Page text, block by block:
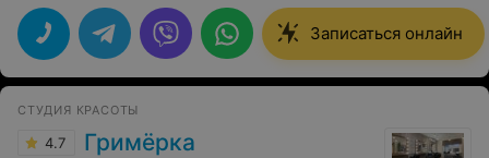
особо беспокоили ) Приятная и расслабляющая
атмосфера в салоне )
Записаться онлайн
СТУДИЯ КРАСОТЫ
4.7 Гримёрка